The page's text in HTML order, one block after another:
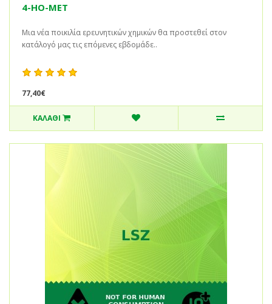
4-HO-MET
Μια νέα ποικιλία ερευνητικών χημικών θα προστεθεί στον
κατάλογό μας τις επόμενες εβδομάδε..
77,40€
ΚΑΛΆΘΙ